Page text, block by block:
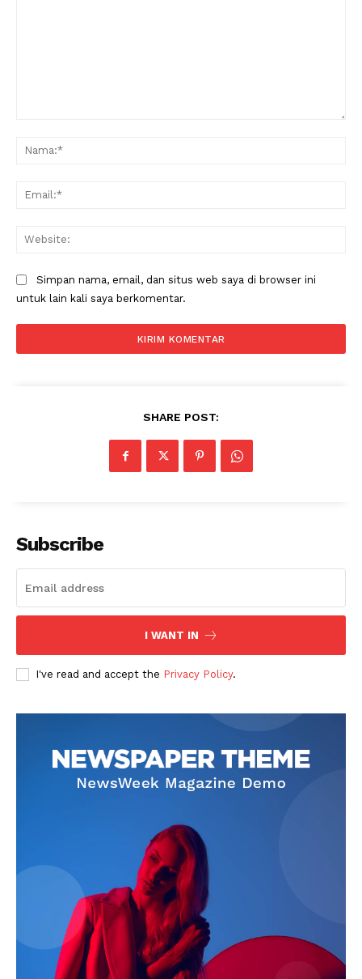
Contact us
My account
Simpan nama, email, dan situs web saya di browser ini
untuk lain kali saya berkomentar.
SHARE POST:
Subscribe
I WANT IN
I've read and accept the Privacy Policy.